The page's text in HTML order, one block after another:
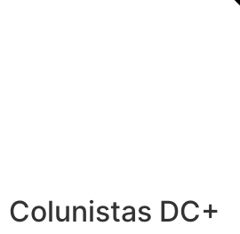
Colunistas DC+